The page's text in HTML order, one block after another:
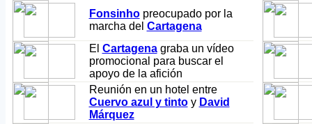
Fonsinhopreocupado por la
marcha del Cartagena
El Cartagenagraba un vídeo
promocional para buscar el
apoyo de la afición
Reunión en un hotel entre
Cuervo azul y tintoy David
Márquez